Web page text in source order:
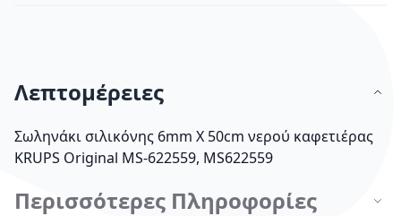
Λεπτομέρειες
Σωληνάκι σιλικόνης 6mm X 50cm νερού καφετιέρας
KRUPS Οriginal MS-622559, MS622559
Περισσότερες Πληροφορίες